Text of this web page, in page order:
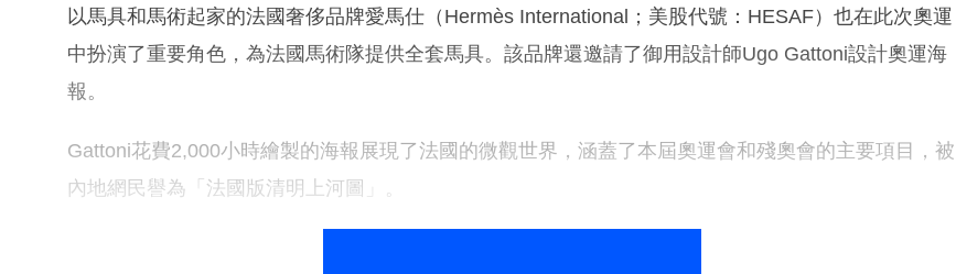
以馬具和馬術起家的法國奢侈品牌愛馬仕（Hermès International；美股代號：HESAF）也在此次奧運
中扮演了重要角色，為法國馬術隊提供全套馬具。該品牌還邀請了御用設計師Ugo Gattoni設計奧運海
報。
Gattoni花費2,000小時繪製的海報展現了法國的微觀世界，涵蓋了本屆奧運會和殘奧會的主要項目，被
內地網民譽為「法國版清明上河圖」。